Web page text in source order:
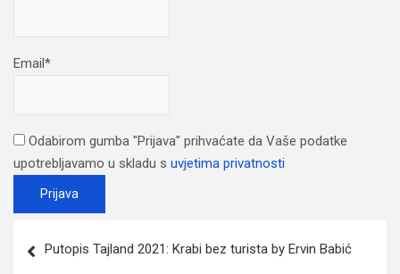
Email*
Odabirom gumba "Prijava" prihvaćate da Vaše podatke
upotrebljavamo u skladu s uvjetima privatnosti
navigation
Putopis Tajland 2021: Krabi bez turista by Ervin Babić